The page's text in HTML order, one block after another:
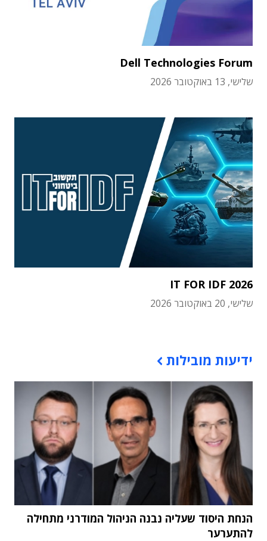
Dell Technologies Forum
שלישי, 13 באוקטובר 2026
IT FOR IDF 2026
שלישי, 20 באוקטובר 2026
ידיעות מובילות
הנחת היסוד שעליה נבנה הניהול המודרני מתחילה
להתערער